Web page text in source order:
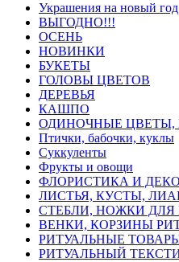
Украшения на новый год
ВЫГОДНО!!!
ОСЕНЬ
НОВИНКИ
БУКЕТЫ
ГОЛОВЫ ЦВЕТОВ
ДЕРЕВЬЯ
КАШПО
ОДИНОЧНЫЕ ЦВЕТЫ,
Птички, бабочки, куклы
Суккуленты
Фрукты и овощи
ФЛОРИСТИКА И
ЛИСТЬЯ, КУСТЫ,
СТЕБЛИ, НОЖКИ ДЛЯ
ВЕНКИ, КОРЗИНЫ
РИТУАЛЬНЫЕ
РИТУАЛЬНЫЙ